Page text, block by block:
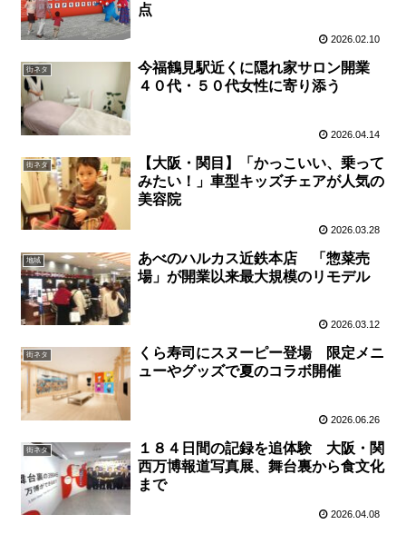
点
2026.02.10
街ネタ
今福鶴見駅近くに隠れ家サロン開業
４０代・５０代女性に寄り添う
2026.04.14
街ネタ
【大阪・関目】「かっこいい、乗って
みたい！」車型キッズチェアが人気の
美容院
2026.03.28
地域
あべのハルカス近鉄本店 「惣菜売
場」が開業以来最大規模のリモデル
2026.03.12
街ネタ
くら寿司にスヌーピー登場 限定メニ
ューやグッズで夏のコラボ開催
2026.06.26
街ネタ
１８４日間の記録を追体験 大阪・関
西万博報道写真展、舞台裏から食文化
まで
2026.04.08